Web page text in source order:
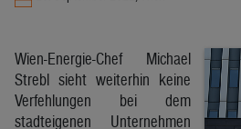
Wien-Energie-Chef Michael
Strebl sieht weiterhin keine
Verfehlungen bei dem
stadteigenen Unternehmen